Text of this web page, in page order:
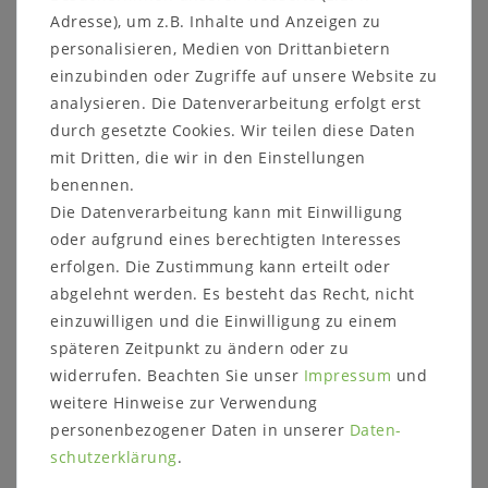
Echtholz Schrank mit Holztüren Kernbuche
massiv natur geölt
Wählen Sie Front- und Griffvarianten
Details:
Massivholz Schrank schmal
Türanschlag links
Türen und Schubladen
1 Schublade
3 Holzböden
Maße:
Breite: 71 cm
Höhe: 203 cm
Tiefe: 40 cm
Holzart:Kernbuche massiv
Adresse), um z.B. Inhalte und Anzeigen zu
personalisieren, Medien von Drittanbietern
einzubinden oder Zugriffe auf unsere Website zu
analysieren. Die Datenverarbeitung erfolgt erst
durch gesetzte Cookies. Wir teilen diese Daten
mit Dritten, die wir in den Einstellungen
benennen.
Die Datenverarbeitung kann mit Einwilligung
oder aufgrund eines berechtigten Interesses
erfolgen. Die Zustimmung kann erteilt oder
abgelehnt werden. Es besteht das Recht, nicht
einzuwilligen und die Einwilligung zu einem
späteren Zeitpunkt zu ändern oder zu
widerrufen. Beachten Sie unser Impressum und
weitere Hinweise zur Verwendung
personenbezogener Daten in unserer Daten­
schutz­erklärung.